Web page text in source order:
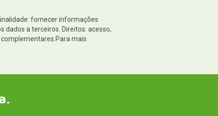
fornecer informações
dados a terceiros. Direitos: acesso,
mais